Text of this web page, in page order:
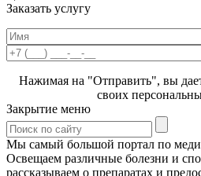
Заказать услугу
Нажимая на "Отправить", вы
своих
Закрытие меню
Мы самый большой портал по
Освещаем различные болезни и
рассказываем о препаратах и